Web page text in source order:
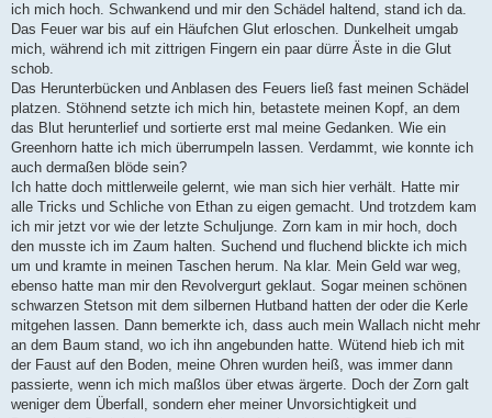
ich mich hoch. Schwankend und mir den Schädel haltend, stand ich da.
Das Feuer war bis auf ein Häufchen Glut erloschen. Dunkelheit umgab
mich, während ich mit zittrigen Fingern ein paar dürre Äste in die Glut
schob.
Das Herunterbücken und Anblasen des Feuers ließ fast meinen Schädel
platzen. Stöhnend setzte ich mich hin, betastete meinen Kopf, an dem
das Blut herunterlief und sortierte erst mal meine Gedanken. Wie ein
Greenhorn hatte ich mich überrumpeln lassen. Verdammt, wie konnte ich
auch dermaßen blöde sein?
Ich hatte doch mittlerweile gelernt, wie man sich hier verhält. Hatte mir
alle Tricks und Schliche von Ethan zu eigen gemacht. Und trotzdem kam
ich mir jetzt vor wie der letzte Schuljunge. Zorn kam in mir hoch, doch
den musste ich im Zaum halten. Suchend und fluchend blickte ich mich
um und kramte in meinen Taschen herum. Na klar. Mein Geld war weg,
ebenso hatte man mir den Revolvergurt geklaut. Sogar meinen schönen
schwarzen Stetson mit dem silbernen Hutband hatten der oder die Kerle
mitgehen lassen. Dann bemerkte ich, dass auch mein Wallach nicht mehr
an dem Baum stand, wo ich ihn angebunden hatte. Wütend hieb ich mit
der Faust auf den Boden, meine Ohren wurden heiß, was immer dann
passierte, wenn ich mich maßlos über etwas ärgerte. Doch der Zorn galt
weniger dem Überfall, sondern eher meiner Unvorsichtigkeit und